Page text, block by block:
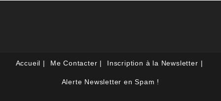
Accueil Me Contacter Inscription à la Newsletter
Alerte Newsletter en Spam !